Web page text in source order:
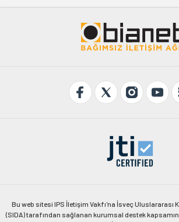
Bu web sitesi IPS İletişim Vakfı'na İsveç Uluslararası
(SIDA) tarafından sağlanan kurumsal destek